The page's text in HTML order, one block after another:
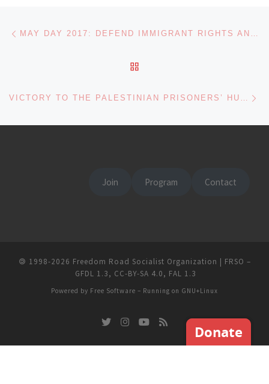
Post navigation MAY DAY 2017: DEFEND IMMIGRANT RIGHTS AND BUILD WORKERS UNITY! DEFEAT TRUMP!
VICTORY TO THE PALESTINIAN PRISONERS’ HUNGER STRIKE!
Join Program Contact
🄯 1998-2026 Freedom Road Socialist Organization | FRSO –
GFDL 1.3, CC-BY-SA 4.0, FAL 1.3
Powered by Free Software – Running on GNU+Linux